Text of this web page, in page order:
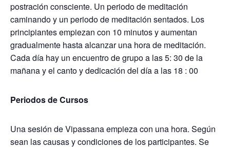
postración consciente. Un periodo de meditación
caminando y un periodo de meditación sentados. Los
principiantes empiezan con 10 minutos y aumentan
gradualmente hasta alcanzar una hora de meditación.
Cada día hay un encuentro de grupo a las 5: 30 de la
mañana y el canto y dedicación del día a las 18 : 00
Periodos de Cursos
Una sesión de Vipassana empieza con una hora. Según
sean las causas y condiciones de los participantes. Se